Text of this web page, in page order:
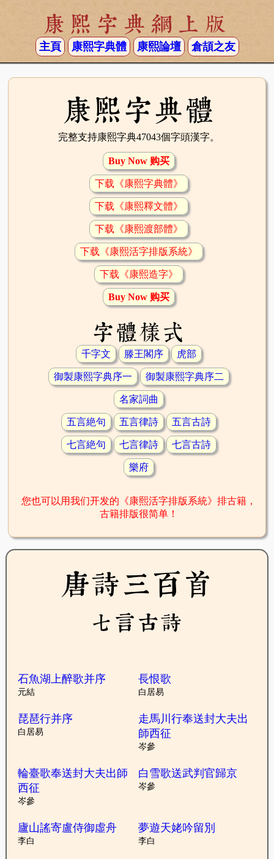
康熙字典網上版
主頁 康熙字典體 康熙論壇 倉頡之友
康熙字典體
完整支持康熙字典47043個字頭漢字。
Buy Now 购买
下载《康熙字典體》
下载《康熙釋文體》
下载《康熙渡部體》
下载《康熙活字排版系統》
下载《康熙造字》
Buy Now 购买
字體樣式
千字文 滕王閣序 虎部
御製康熙字典序一 御製康熙字典序二
名家詞曲
五言絶句 五言律詩 五言古詩
七言絶句 七言律詩 七言古詩
樂府
您也可以用我们开发的《康熙活字排版系統》排古籍，
古籍排版很简单！
唐詩三百首
七言古詩
石魚湖上醉歌并序
元結
長恨歌
白居易
琵琶行并序
白居易
走馬川行奉送封大夫出
師西征
岑參
輪臺歌奉送封大夫出師
西征
岑參
白雪歌送武判官歸京
岑參
廬山謠寄盧侍御虛舟
李白
夢遊天姥吟留別
李白